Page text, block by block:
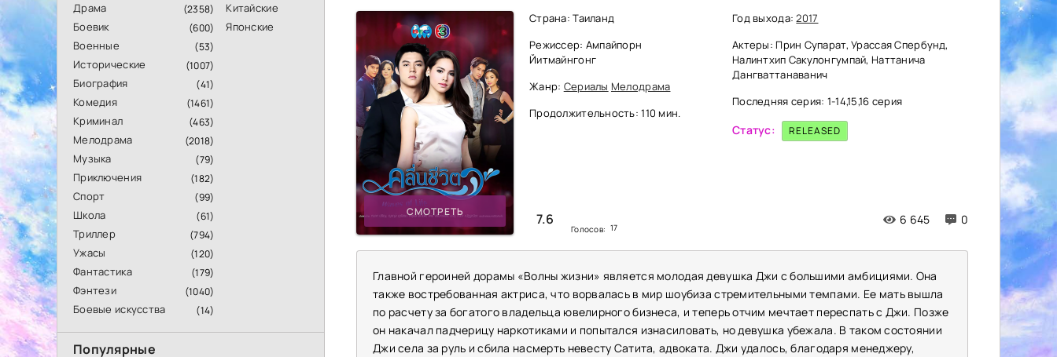
Драма (2358)
Боевик (600)
Военные (53)
Исторические (1007)
Биография (41)
Комедия (1461)
Криминал (463)
Мелодрама (2018)
Музыка (79)
Приключения (182)
Спорт (99)
Школа (61)
Триллер (794)
Ужасы (120)
Фантастика (179)
Фэнтези (1040)
Боевые искусства (14)
Китайские
Японские
Популярные
СМОТРЕТЬ
Страна: Таиланд
Режиссер: Ампайпорн
Йитмайнгонг
Жанр: Сериалы Мелодрама
Продолжительность: 110 мин.
7.6
Голосов: 17
6 645 0
Год выхода:2017
Актеры: Прин Супарат, Урассая Спербунд,
Налинтхип Сакулонгумпай, Наттанича
Дангваттанаванич
Последняя серия: 1-14,15,16 серия
Статус: RELEASED
Главной героиней дорамы «Волны жизни» является молодая девушка Джи с большими амбициями. Она
также востребованная актриса, что ворвалась в мир шоубиза стремительными темпами. Ее мать вышла
по расчету за богатого владельца ювелирного бизнеса, и теперь отчим мечтает переспать с Джи. Позже
он накачал падчерицу наркотиками и попытался изнасиловать, но девушка убежала. В таком состоянии
Джи села за руль и сбила насмерть невесту Сатита, адвоката. Джи удалось, благодаря менеджеру,